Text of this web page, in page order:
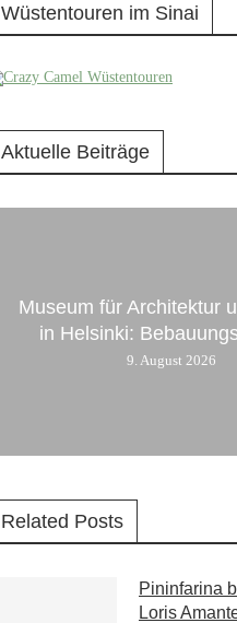
Wüstentouren im Sinai
Aktuelle Beiträge
Museum für Architektur
in Helsinki:
9. August 2026
Related Posts
Pininfarina
Loris